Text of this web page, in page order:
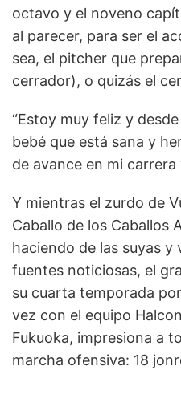
octavo y el noveno
al parecer, para ser el
sea, el pitcher que
cerrador), o quizás el
“Estoy muy feliz y
bebé que está sana y
de avance en mi
Y mientras el zurdo de
Caballo de los Caballos
haciendo de las suyas y
fuentes noticiosas, el
su cuarta temporada
vez con el equipo
Fukuoka, impresiona a
marcha ofensiva: 18